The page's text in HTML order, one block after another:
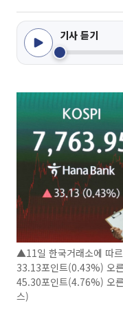
기사 듣기
▲11일 한국거래소에 따
33.13포인트(0.43%) 오
45.30포인트(4.76%) 오
스)